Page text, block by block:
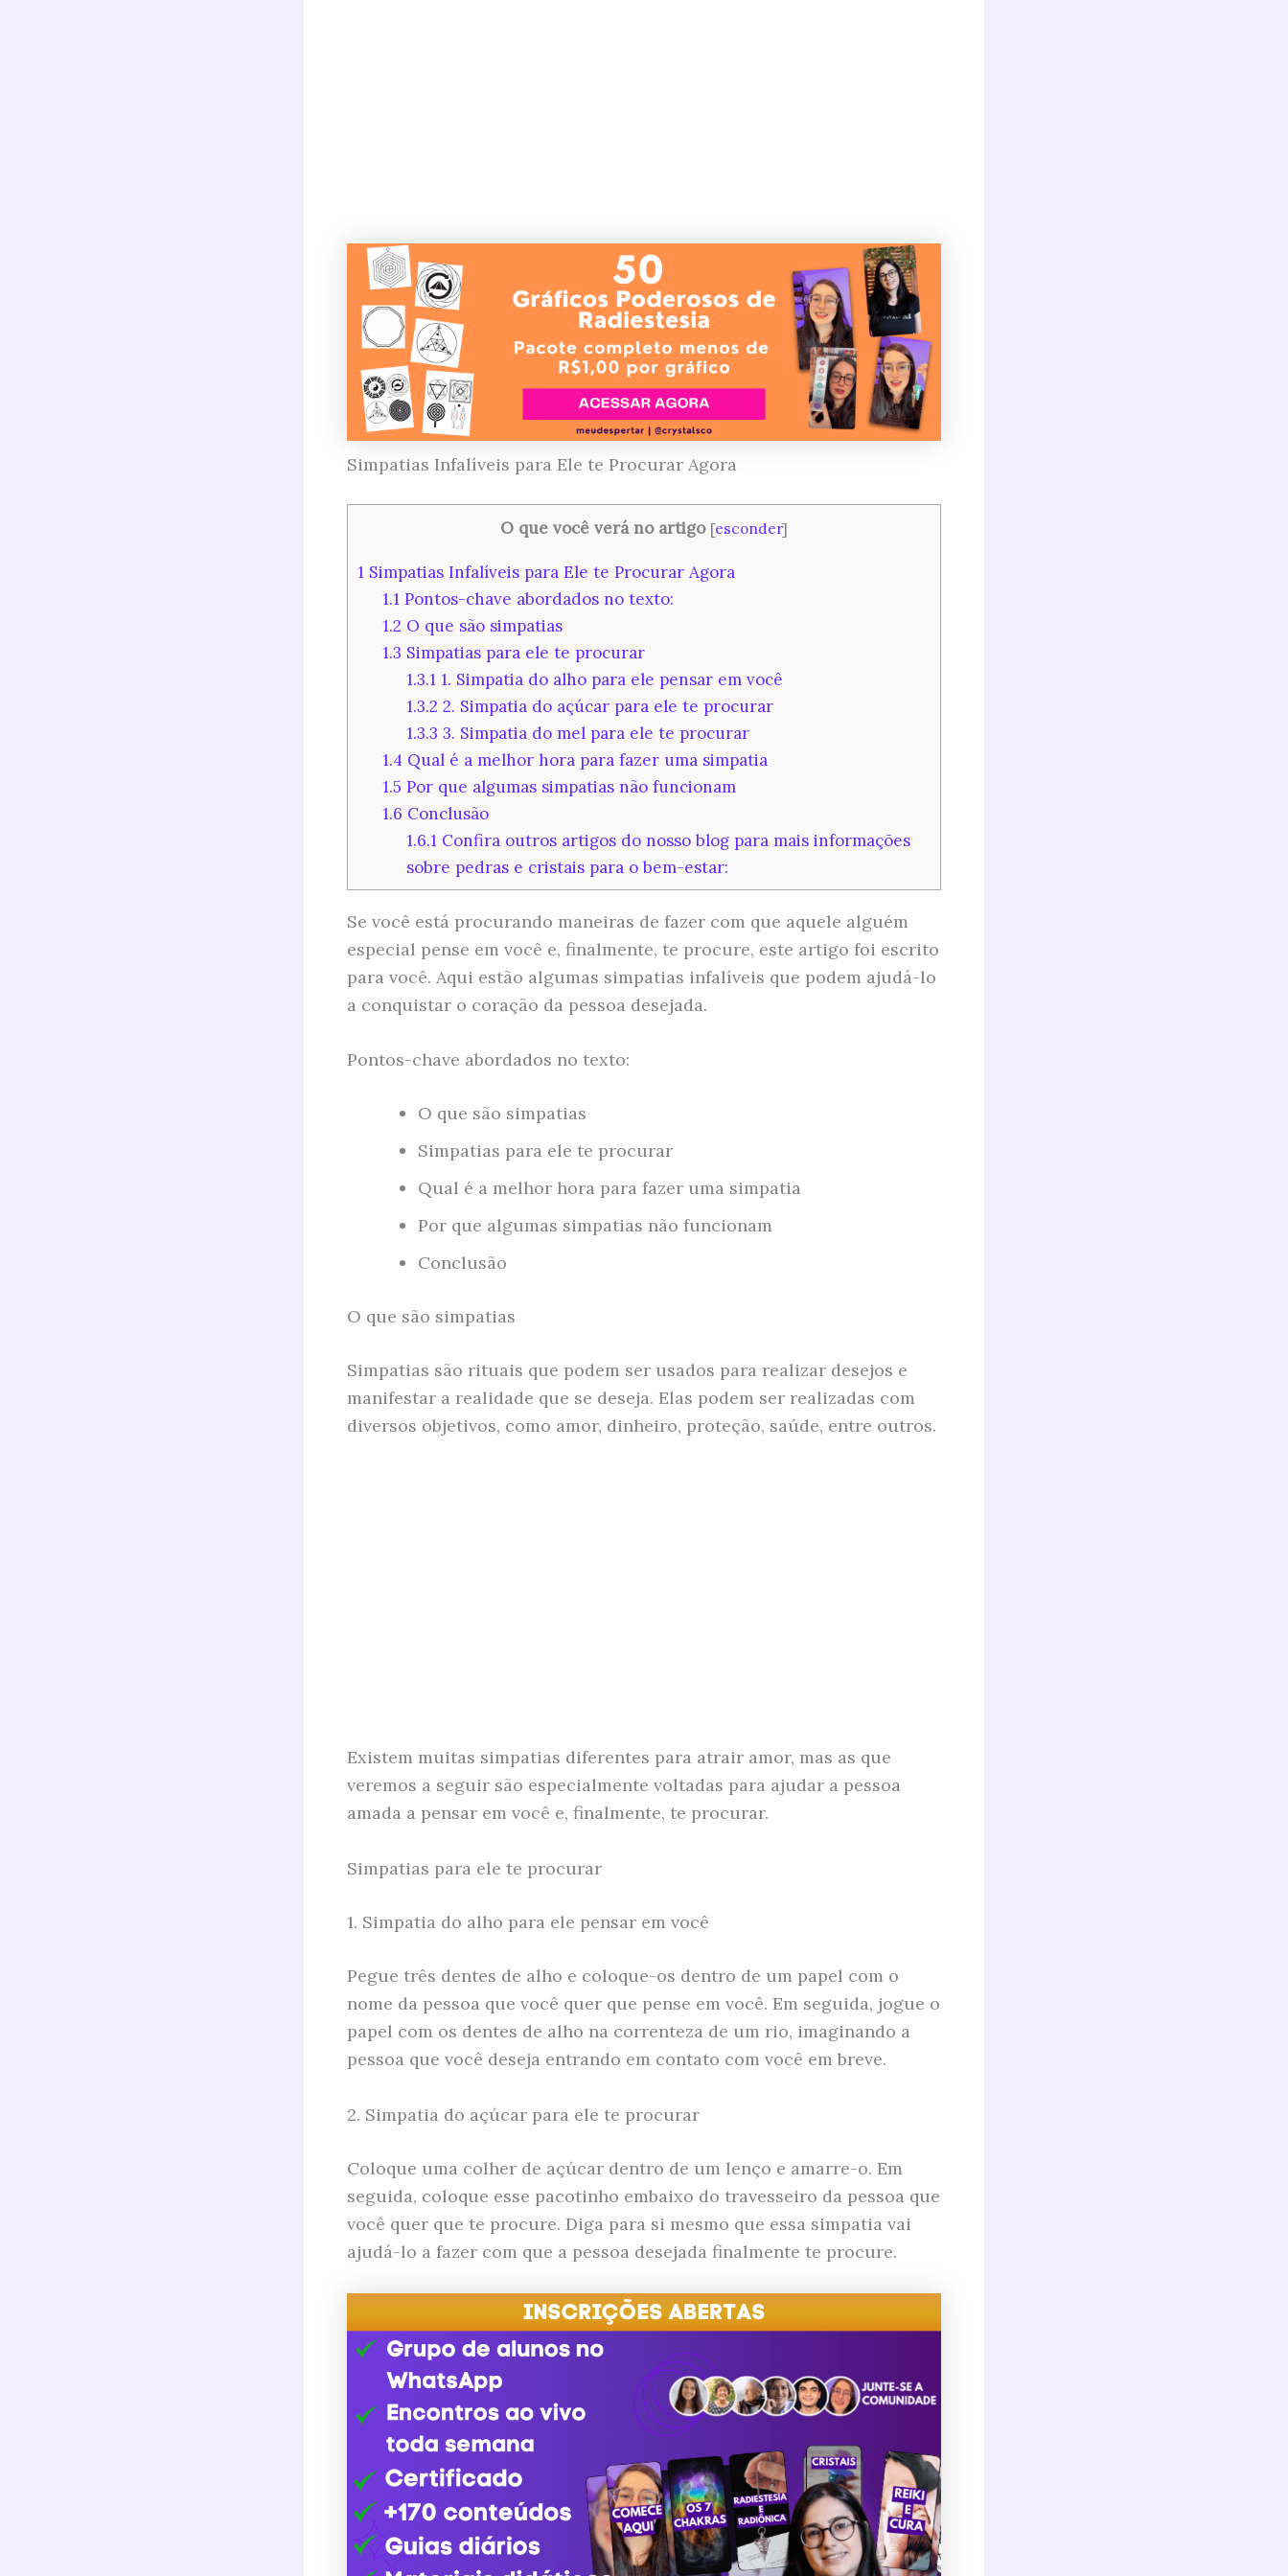
Simpatias Infalíveis para Ele te Procurar Agora
O que você verá no artigo [esconder]
1 Simpatias Infalíveis para Ele te Procurar Agora
1.1Pontos-chave abordados no texto:
1.2 O que são simpatias
1.3 Simpatias para ele te procurar
1.3.1 1. Simpatia do alho para ele pensar em você
1.3.2 2. Simpatia do açúcar para ele te procurar
1.3.3 3. Simpatia do mel para ele te procurar
1.4 Qual é a melhor hora para fazer uma simpatia
1.5 Por que algumas simpatias não funcionam
1.6 Conclusão
1.6.1 Confira outros artigos do nosso blog para mais informações
sobre pedras e cristais para o bem-estar:
Se você está procurando maneiras de fazer com que aquele alguém
especial pense em você e, finalmente, te procure, este artigo foi escrito
para você. Aqui estão algumas simpatias infalíveis que podem ajudá-lo
a conquistar o coração da pessoa desejada.
Pontos-chave abordados no texto:
O que são simpatias
Simpatias para ele te procurar
Qual é a melhor hora para fazer uma simpatia
Por que algumas simpatias não funcionam
Conclusão
O que são simpatias
Simpatias são rituais que podem ser usados para realizar desejos e
manifestar a realidade que se deseja. Elas podem ser realizadas com
diversos objetivos, como amor, dinheiro, proteção, saúde, entre outros.
Existem muitas simpatias diferentes para atrair amor, mas as que
veremos a seguir são especialmente voltadas para ajudar a pessoa
amada a pensar em você e, finalmente, te procurar.
Simpatias para ele te procurar
1. Simpatia do alho para ele pensar em você
Pegue três dentes de alho e coloque-os dentro de um papel com o
nome da pessoa que você quer que pense em você. Em seguida, jogue o
papel com os dentes de alho na correnteza de um rio, imaginando a
pessoa que você deseja entrando em contato com você em breve.
2. Simpatia do açúcar para ele te procurar
Coloque uma colher de açúcar dentro de um lenço e amarre-o. Em
seguida, coloque esse pacotinho embaixo do travesseiro da pessoa que
você quer que te procure. Diga para si mesmo que essa simpatia vai
ajudá-lo a fazer com que a pessoa desejada finalmente te procure.